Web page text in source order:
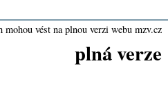
mohou vést na plnou verzi webu mzv.cz
plná verze